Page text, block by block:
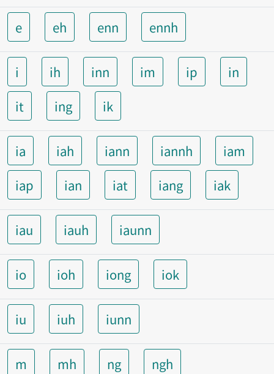
e eh enn ennh
i ih inn im ip
in
it
ing ik
ia iah iann iannh
iam
iap
ian iat iang iak
iau iauh iaunn
io ioh iong iok
iu iuh iunn
m mh ng ngh